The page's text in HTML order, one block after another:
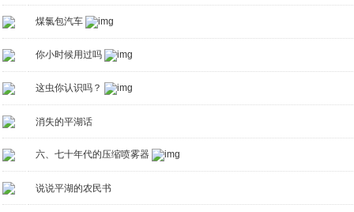
煤氯包汽车
你小时候用过吗
这虫你认识吗？
消失的平湖话
六、七十年代的压缩喷雾器
说说平湖的农民书